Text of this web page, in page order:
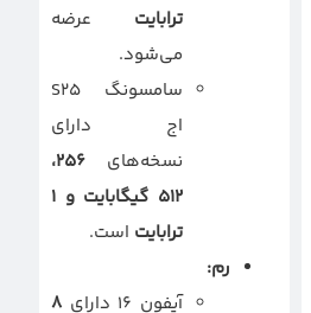
ترابایت عرضه
می‌شود.
سامسونگ S25
اج دارای
نسخه‌های۲۵۶،
۵۱۲ گیگابایت و۱
ترابایت است.
رم:
آیفون ۱۶ دارای
۸